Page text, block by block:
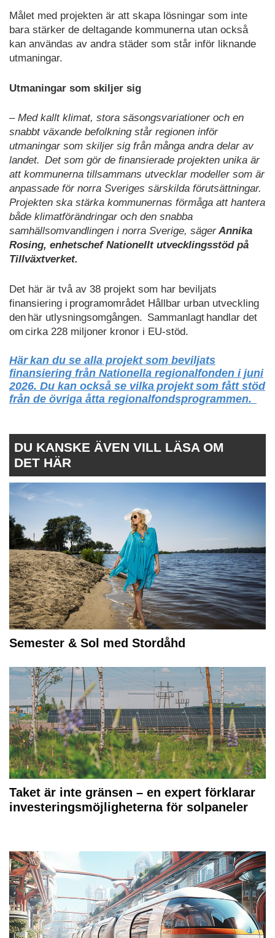
Målet med projekten är att skapa lösningar som inte
bara stärker de deltagande kommunerna utan också
kan användas av andra städer som står inför liknande
utmaningar.
Utmaningar som skiljer sig
– Med kallt klimat, stora säsongsvariationer och en
snabbt växande befolkning står regionen inför
utmaningar som skiljer sig från många andra delar av
landet. Det som gör de finansierade projekten unika är
att kommunerna tillsammans utvecklar modeller som är
anpassade för norra Sveriges särskilda förutsättningar.
Projekten ska stärka kommunernas förmåga att hantera
både klimatförändringar och den snabba
samhällsomvandlingen i norra Sverige, sägerAnnika
Rosing, enhetschef Nationellt utvecklingsstöd på
Tillväxtverket.
Det här är två av 38 projekt som har beviljats
finansiering i programområdet Hållbar urban utveckling
den här utlysningsomgången. Sammanlagt handlar det
om cirka 228 miljoner kronor i EU-stöd.
Här kan du se alla projekt som beviljats
finansiering från Nationella regionalfonden i juni
2026. Du kan också se vilka projekt som fått stöd
från de övriga åtta regionalfondsprogrammen.
DU KANSKE ÄVEN VILL LÄSA OM
DET HÄR
Semester & Sol med Stordåhd
Taket är inte gränsen – en expert förklarar
investeringsmöjligheterna för solpaneler